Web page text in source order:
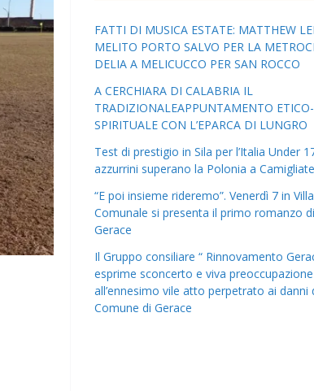
FATTI DI MUSICA ESTATE: MATTHEW
MELITO PORTO SALVO PER LA
DELIA A MELICUCCO PER SAN ROCCO
A CERCHIARA DI CALABRIA IL
TRADIZIONALEAPPUNTAMENTO ETICO-
SPIRITUALE CON L’EPARCA DI LUNGRO
Test di prestigio in Sila per l’Italia Under
azzurrini superano la Polonia a
“E poi insieme rideremo”. Venerdì 7 in Villa
Comunale si presenta il primo romanzo
Gerace
Il Gruppo consiliare “ Rinnovamento
esprime sconcerto e viva
all’ennesimo vile atto perpetrato ai danni
Comune di Gerace